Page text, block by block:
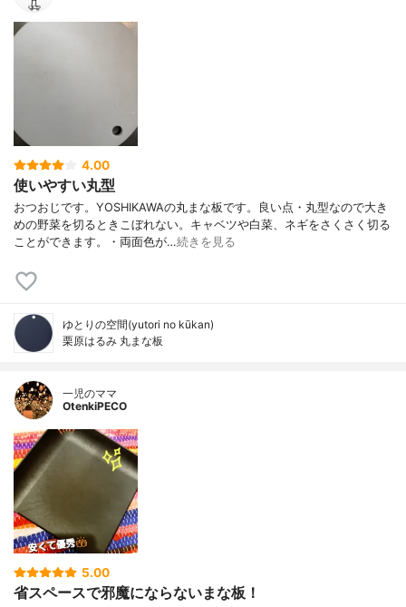
4.00
使いやすい丸型
おつおじです。YOSHIKAWAの丸まな板です。良い点・丸型なので大き
めの野菜を切るときこぼれない。キャベツや白菜、ネギをさくさく切る
ことができます。・両面色が…続きを見る
ゆとりの空間(yutori no kūkan)
栗原はるみ 丸まな板
一児のママ
OtenkiPECO
5.00
省スペースで邪魔にならないまな板！